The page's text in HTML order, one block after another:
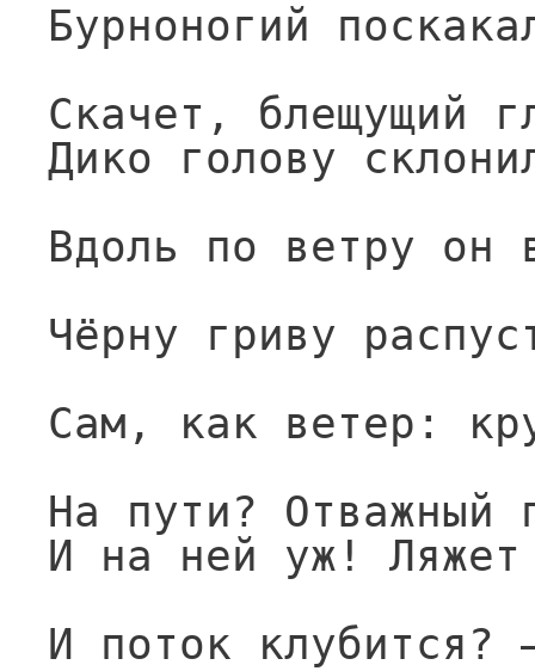
Бурноногий
Скачет, блещущий
Дико голову
Вдоль по ветру он
Чёрну гриву
Сам, как ветер:
На пути? Отважный
И на ней уж! Ляжет
И поток клубится?